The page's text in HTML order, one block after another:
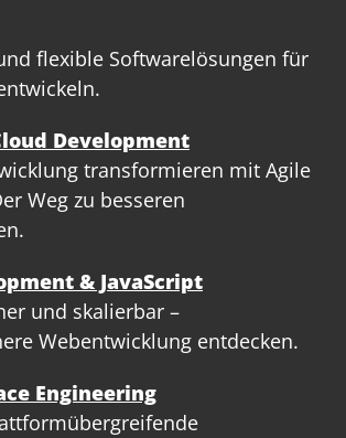
flexible Softwarelösungen für
Development
transformieren mit Agile
Weg zu besseren
& JavaScript
und skalierbar –
Webentwicklung entdecken.
Engineering